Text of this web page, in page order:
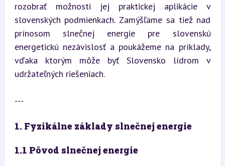
rozobrať možnosti jej praktickej aplikácie v
slovenských podmienkach. Zamýšľame sa tiež nad
prínosom slnečnej energie pre slovenskú
energetickú nezávislosť a poukážeme na príklady,
vďaka ktorým môže byť Slovensko lídrom v
udržateľných riešeniach.
---
1. Fyzikálne základy slnečnej energie
1.1 Pôvod slnečnej energie